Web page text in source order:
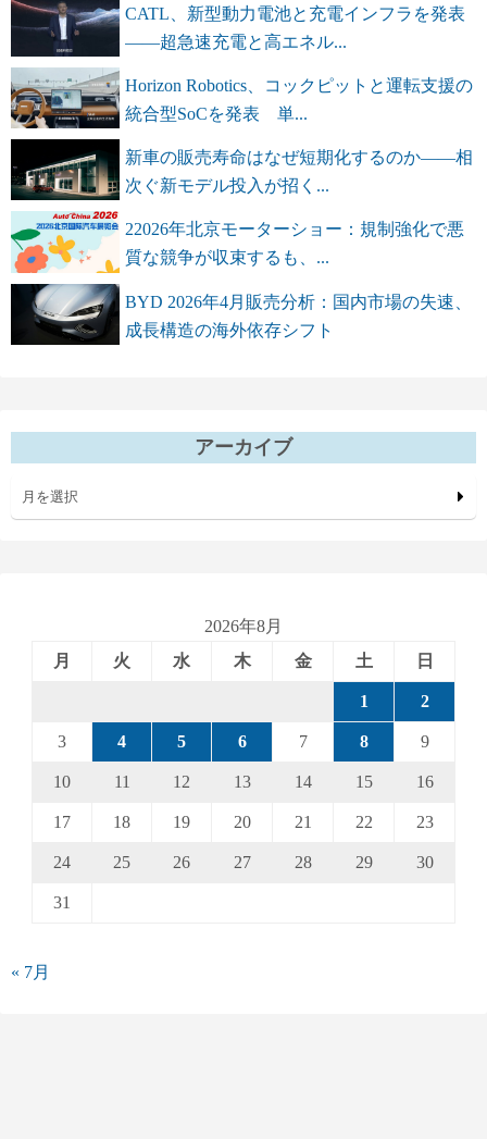
CATL、新型動力電池と充電インフラを発表
――超急速充電と高エネル...
Horizon Robotics、コックピットと運転支援の
統合型SoCを発表 単...
新車の販売寿命はなぜ短期化するのか――相
次ぐ新モデル投入が招く...
22026年北京モーターショー：規制強化で悪
質な競争が収束するも、...
BYD 2026年4月販売分析：国内市場の失速、
成長構造の海外依存シフト
アーカイブ
月を選択
2026年8月
月
火 水 木 金 土 日
1 2
3 4 5 6 7 8 9
10 11 12 13 14 15 16
17 18 19 20 21 22 23
24 25 26 27 28 29 30
31
« 7月